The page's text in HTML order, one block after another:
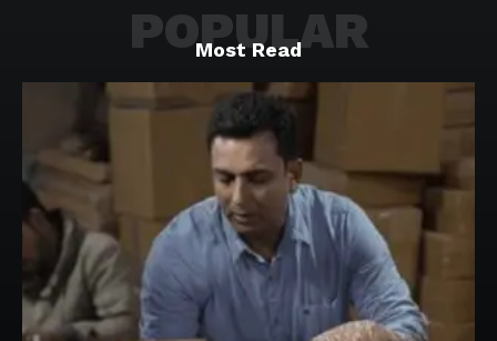
Most Read
POPULAR